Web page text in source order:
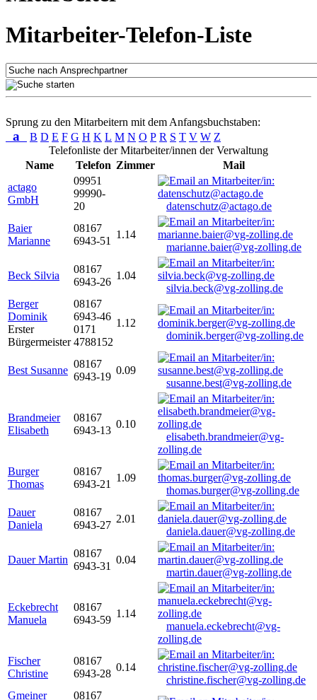
Mitarbeiter-Telefon-Liste
Sprung zu den Mitarbeitern mit dem Anfangsbuchstaben:
a B D E F G H K L M N O P R S T V W Z
Telefonliste der Mitarbeiter/innen der Verwaltung
Name
Telefon Zimmer
Mail
actago
GmbH
09951
99990-
20
datenschutz@actago.de
Baier
Marianne
08167
6943-51
1.14
marianne.baier@vg-zolling.de
Beck Silvia
08167
6943-26
1.04
silvia.beck@vg-zolling.de
Berger
Dominik
Erster
Bürgermeister
08167
6943-46
0171
4788152
1.12
dominik.berger@vg-zolling.de
Best Susanne
08167
6943-19
0.09
susanne.best@vg-zolling.de
Brandmeier
Elisabeth
08167
6943-13
0.10
elisabeth.brandmeier@vg-
zolling.de
Burger
Thomas
08167
6943-21
1.09
thomas.burger@vg-zolling.de
Dauer
Daniela
08167
6943-27
2.01
daniela.dauer@vg-zolling.de
Dauer Martin
08167
6943-31
0.04
martin.dauer@vg-zolling.de
Eckebrecht
Manuela
08167
6943-59
1.14
manuela.eckebrecht@vg-
zolling.de
Fischer
Christine
08167
6943-28
0.14
christine.fischer@vg-zolling.de
Gmeiner
08167